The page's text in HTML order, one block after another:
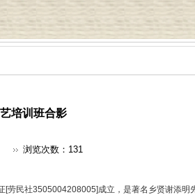
培训班合影
浏览次数： 131
劳民社3505004208005]成立，是著名乡贤谢添明